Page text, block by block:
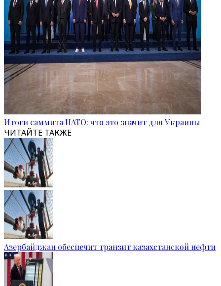
Итоги саммита НАТО: что это значит для Украины
ЧИТАЙТЕ ТАКЖЕ
Азербайджан обеспечит транзит казахстанской нефти